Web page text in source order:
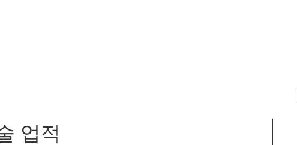
업적